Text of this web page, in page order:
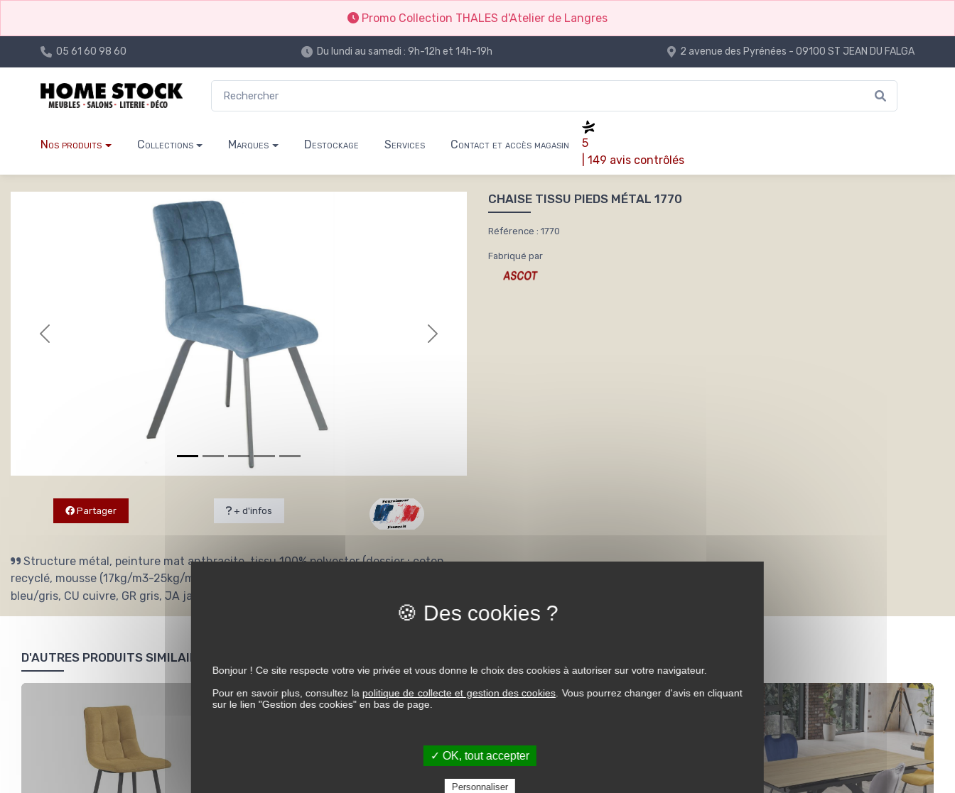
Promo Collection THALES d'Atelier de Langres
05 61 60 98 60 Du lundi au samedi : 9h-12h et 14h-19h 2 avenue des Pyrénées - 09100 ST JEAN DU FALGA
Nos produits Collections Marques Destockage Services Contact et accès magasin
5
| 149 avis contrôlés
Partager + d'infos
Structure métal, peinture mat anthracite, tissu 100% polyester (dossier : coton
recyclé, mousse (17kg/m3-25kg/m3). Assise élasthanne (30kg/m3) - 5 coloris : BG
bleu/gris, CU cuivre, GR gris, JA jaune, VE vert - L450/P620/H890/HA480
CHAISE TISSU PIEDS MÉTAL 1770
Référence : 1770
Fabriqué par
D'AUTRES PRODUITS SIMILAIRES
Bonjour ! Ce site respecte votre vie privée et vous donne le choix des cookies à autoriser sur votre navigateur.
Pour en savoir plus, consultez la politique de collecte et gestion des cookies . Vous pourrez changer d'avis en cliquant
sur le lien "Gestion des cookies" en bas de page.
✓ OK, tout accepter
Personnaliser